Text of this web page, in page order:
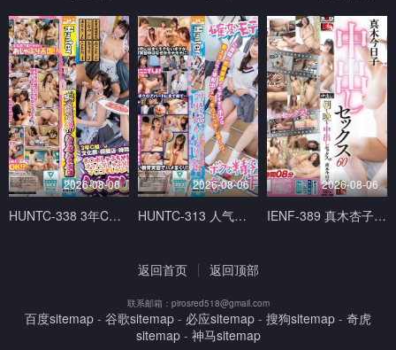
2026-08-06
HUNTC-338 3年C组文化祭模拟店 吃到饱、喝到饱、吸到饱的烧肉店 Hunter
2026-08-06
HUNTC-313 人气爆棚的时期开始了！两周的教育实习中太受学生们欢迎在学校里偷偷做爱！围绕着 Hunter
2026-08-06
IENF-389 真木杏子从早到晚出性爱 60 真木今日子 アイエナジー
返回首页 返回顶部
联系邮箱：pirosred518@gmail.com
百度sitemap - 谷歌sitemap - 必应sitemap - 搜狗sitemap - 奇虎
sitemap- 神马sitemap